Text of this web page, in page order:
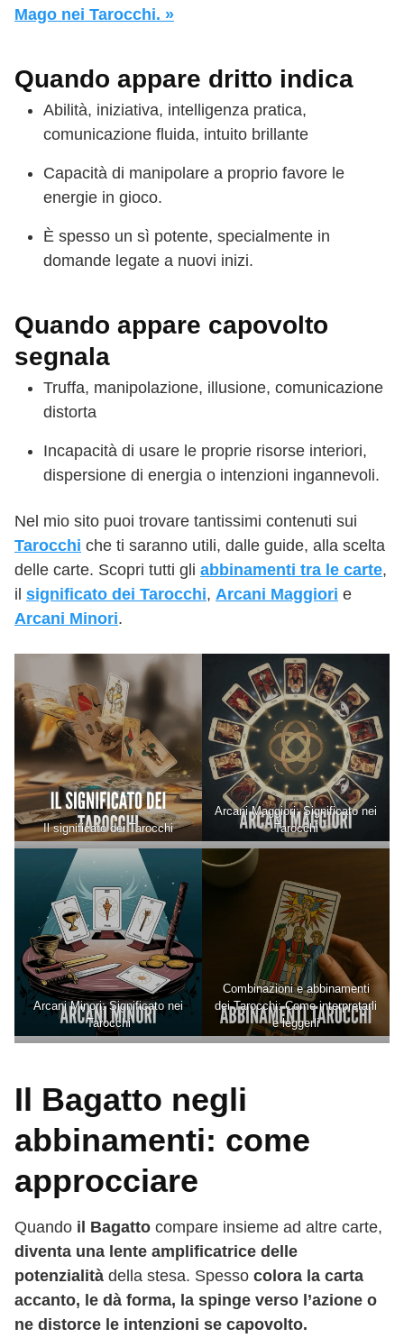
Mago nei Tarocchi. »
Quando appare dritto indica
Abilità, iniziativa, intelligenza pratica,
comunicazione fluida, intuito brillante
Capacità di manipolare a proprio favore le
energie in gioco.
È spesso un sì potente, specialmente in
domande legate a nuovi inizi.
Quando appare capovolto
segnala
Truffa, manipolazione, illusione, comunicazione
distorta
Incapacità di usare le proprie risorse interiori,
dispersione di energia o intenzioni ingannevoli.
Nel mio sito puoi trovare tantissimi contenuti sui
Tarocchi che ti saranno utili, dalle guide, alla scelta
delle carte. Scopri tutti gli abbinamenti tra le carte,
il significato dei Tarocchi, Arcani Maggiori e
Arcani Minori.
Il significato dei Tarocchi
Arcani Maggiori: Significato nei
Tarocchi
Arcani Minori: Significato nei
Tarocchi
Combinazioni e abbinamenti
dei Tarocchi: Come interpretarli
e leggerli
Il Bagatto negli
abbinamenti: come
approcciare
Quando il Bagatto compare insieme ad altre carte,
diventa una lente amplificatrice delle
potenzialità della stesa. Spesso colora la carta
accanto, le dà forma, la spinge verso l’azione o
ne distorce le intenzioni se capovolto.